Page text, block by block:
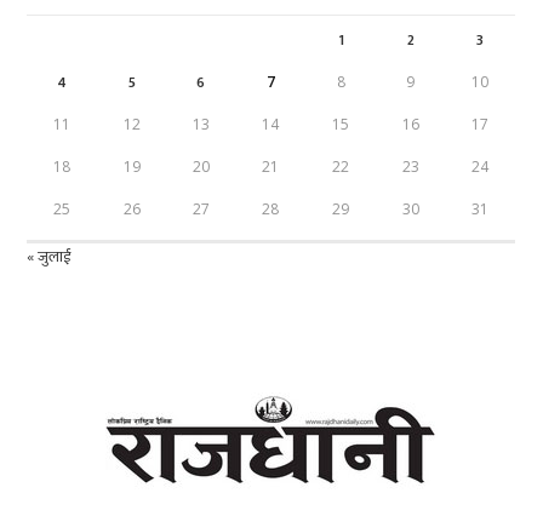
1 2
3
4
5 6 7 8 9 10
11 12 13 14 15 16 17
18 19 20 21 22 23 24
25 26 27 28 29 30 31
« जुलाई